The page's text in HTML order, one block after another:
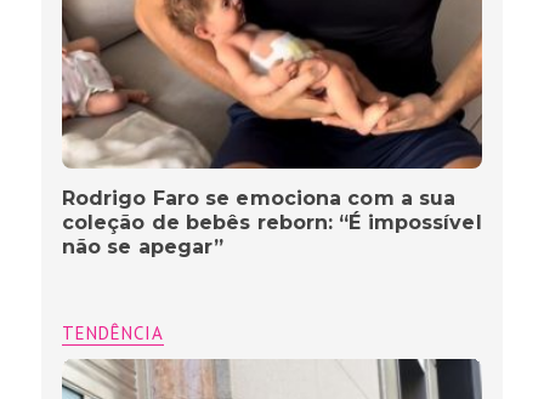
Rodrigo Faro se emociona com a sua
coleção de bebês reborn: “É impossível
não se apegar”
TENDÊNCIA